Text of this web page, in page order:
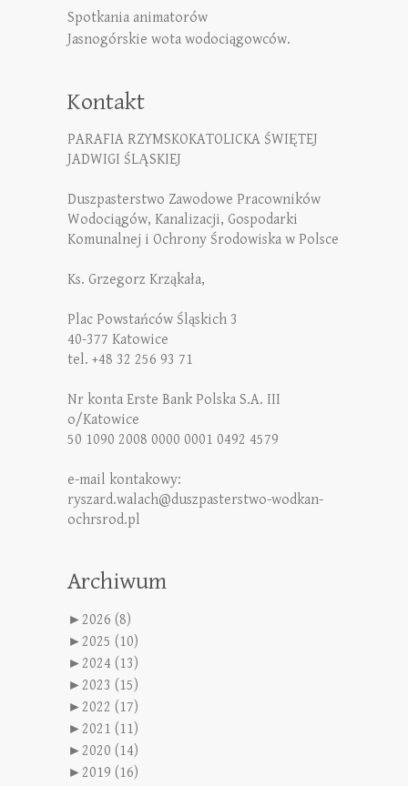
Spotkania animatorów
Jasnogórskie wota wodociągowców.
Kontakt
PARAFIA RZYMSKOKATOLICKA ŚWIĘTEJ
JADWIGI ŚLĄSKIEJ
Duszpasterstwo Zawodowe Pracowników
Wodociągów, Kanalizacji, Gospodarki
Komunalnej i Ochrony Środowiska w Polsce
Ks. Grzegorz Krząkała,
Plac Powstańców Śląskich 3
40-377 Katowice
tel. +48 32 256 93 71
Nr konta Erste Bank Polska S.A. III
o/Katowice
50 1090 2008 0000 0001 0492 4579
e-mail kontakowy:
ryszard.walach@duszpasterstwo-wodkan-
ochrsrod.pl
Archiwum
►2026 (8)
►2025 (10)
►2024 (13)
►2023 (15)
►2022 (17)
►2021 (11)
►2020 (14)
►2019 (16)